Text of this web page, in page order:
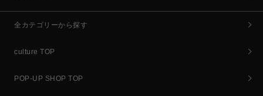
全カテゴリーから探す
culture TOP
POP-UP SHOP TOP